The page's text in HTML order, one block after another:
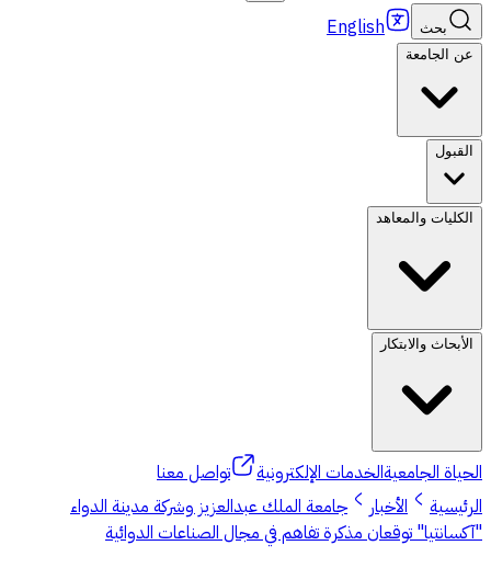
بحث English
عن الجامعة
القبول
الكليات والمعاهد
الأبحاث والابتكار
الحياة الجامعيةالخدمات الإلكترونية
تواصل معنا
الرئيسية
الأخبار
جامعة الملك عبدالعزيز وشركة مدينة الدواء
"آكسانتيا" توقعان مذكرة تفاهم في مجال الصناعات الدوائية